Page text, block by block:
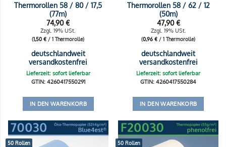
Thermorollen 58 / 80 / 17,5
(77m)
74,90€
Zzgl. 19% USt.
(1,50€ / 1 Thermorolle)
deutschlandweit
versandkostenfrei
Lieferzeit: sofort lieferbar
GTIN: 4260417550291
IN DEN WARENKORB
Thermorollen 58 / 62 / 12
(50m)
47,90€
Zzgl. 19% USt.
(0,96€ / 1 Thermorolle)
deutschlandweit
versandkostenfrei
Lieferzeit: sofort lieferbar
GTIN: 4260417550284
IN DEN WARENKORB
50 Rollen 50 Rollen